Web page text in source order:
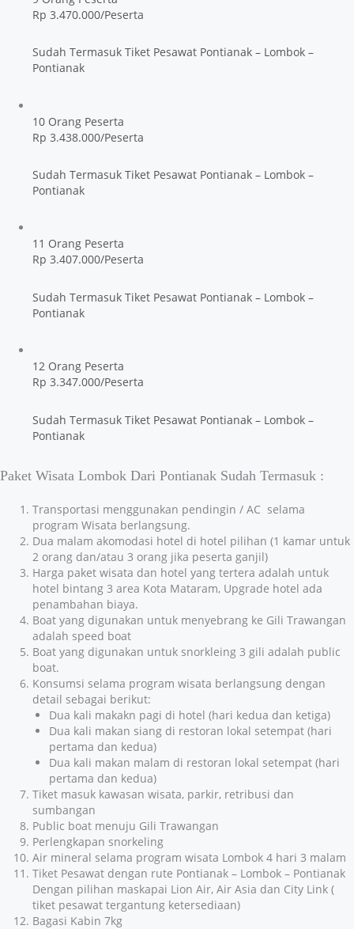
Rp 3.470.000/Peserta
Sudah Termasuk Tiket Pesawat Pontianak – Lombok –
Pontianak
10 Orang Peserta
Rp 3.438.000/Peserta
Sudah Termasuk Tiket Pesawat Pontianak – Lombok –
Pontianak
11 Orang Peserta
Rp 3.407.000/Peserta
Sudah Termasuk Tiket Pesawat Pontianak – Lombok –
Pontianak
12 Orang Peserta
Rp 3.347.000/Peserta
Sudah Termasuk Tiket Pesawat Pontianak – Lombok –
Pontianak
Paket Wisata Lombok Dari Pontianak Sudah Termasuk :
Transportasi menggunakan pendingin / AC selama
program Wisata berlangsung.
Dua malam akomodasi hotel di hotel pilihan (1 kamar untuk
2 orang dan/atau 3 orang jika peserta ganjil)
Harga paket wisata dan hotel yang tertera adalah untuk
hotel bintang 3 area Kota Mataram, Upgrade hotel ada
penambahan biaya.
Boat yang digunakan untuk menyebrang ke Gili Trawangan
adalah speed boat
Boat yang digunakan untuk snorkleing 3 gili adalah public
boat.
Konsumsi selama program wisata berlangsung dengan
detail sebagai berikut:
Dua kali makakn pagi di hotel (hari kedua dan ketiga)
Dua kali makan siang di restoran lokal setempat (hari
pertama dan kedua)
Dua kali makan malam di restoran lokal setempat (hari
pertama dan kedua)
Tiket masuk kawasan wisata, parkir, retribusi dan
sumbangan
Public boat menuju Gili Trawangan
Perlengkapan snorkeling
Air mineral selama program wisata Lombok 4 hari 3 malam
Tiket Pesawat dengan rute Pontianak – Lombok – Pontianak
Dengan pilihan maskapai Lion Air, Air Asia dan City Link (
tiket pesawat tergantung ketersediaan)
Bagasi Kabin 7kg